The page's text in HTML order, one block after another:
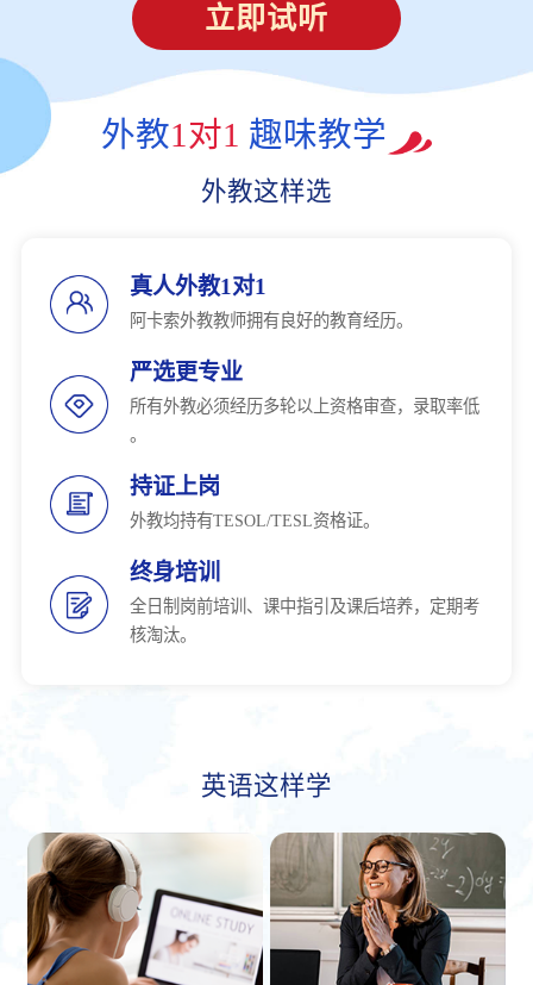
立即试听
外教1对1 趣味教学
外教这样选
真人外教1对1
阿卡索外教教师拥有良好的教育经历。
严选更专业
所有外教必须经历多轮以上资格审查，录取率低
。
持证上岗
外教均持有TESOL/TESL资格证。
终身培训
全日制岗前培训、课中指引及课后培养，定期考
核淘汰。
英语这样学